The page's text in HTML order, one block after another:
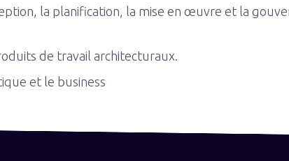
la planification, la mise en œuvre et la
de travail architecturaux.
et le business